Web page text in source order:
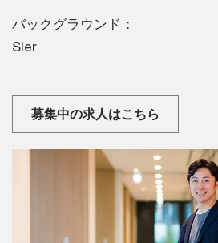
バックグラウンド：
SIer
募集中の求人はこちら